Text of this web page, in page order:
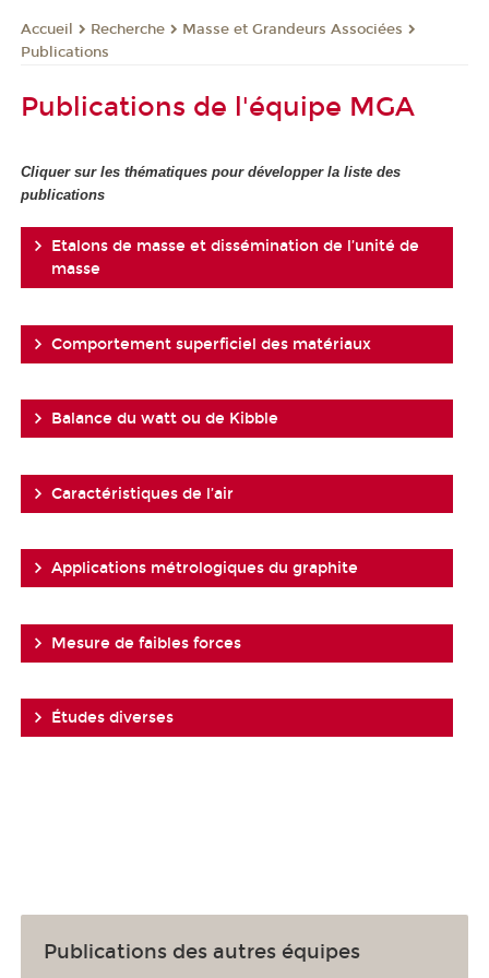
Accueil Recherche
Masse et Grandeurs Associées
Publications
Publications de l'équipe MGA
Cliquer sur les thématiques pour développer la liste des
publications
Etalons de masse et dissémination de l’unité de
masse
Comportement superficiel des matériaux
Balance du watt ou de Kibble
Caractéristiques de l’air
Applications métrologiques du graphite
Mesure de faibles forces
Études diverses
Publications des autres équipes